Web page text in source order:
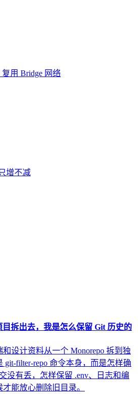
复用 Bridge 网络
增不减
拆出去，我是怎么保留 Git 历史的
设计资料从一个 Monorepo 拆到独
git-filter-repo 命令本身，而是怎样确
没有丢，怎样保留 .env、日志和编
能放心删除旧目录。